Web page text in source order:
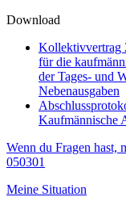
Download
Kollektivvertrag
für die
der Tages- und
Nebenausgaben
Kaufmännische
Wenn du Fragen hast,
050301
Meine Situation